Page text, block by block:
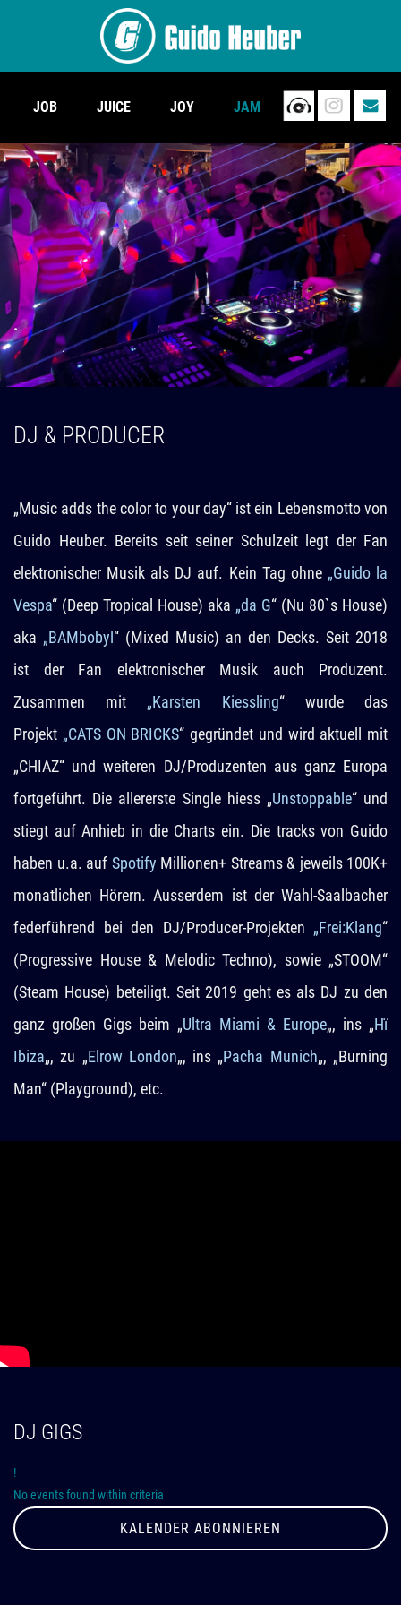
JOB JUICE JOY JAM
.
.
DJ & PRODUCER
„Music adds the color to your day“ ist ein Lebensmotto von
Guido Heuber. Bereits seit seiner Schulzeit legt der Fan
elektronischer Musik als DJ auf. Kein Tag ohne „Guido la
Vespa“ (Deep Tropical House) aka „da G“ (Nu 80`s House)
aka „BAMbobyl “ (Mixed Music) an den Decks. Seit 2018
ist der Fan elektronischer Musik auch Produzent.
Zusammen mit „Karsten Kiessling“ wurde das
Projekt „CATS ON BRICKS“ gegründet und wird aktuell mit
„CHIAZ“ und weiteren DJ/Produzenten aus ganz Europa
fortgeführt. Die allererste Single hiess „Unstoppable“ und
stiegt auf Anhieb in die Charts ein. Die tracks von Guido
haben u.a. auf Spotify Millionen+ Streams & jeweils 100K+
monatlichen Hörern. Ausserdem ist der Wahl-Saalbacher
federführend bei den DJ/Producer-Projekten „Frei:Klang“
(Progressive House & Melodic Techno), sowie „STOOM“
(Steam House) beteiligt. Seit 2019 geht es als DJ zu den
ganz großen Gigs beim „Ultra Miami & Europe„, ins „Hï
Ibiza„, zu „Elrow London„, ins „Pacha Munich„, „Burning
Man“ (Playground), etc.
DJ GIGS
!
No events found within criteria
KALENDER ABONNIEREN